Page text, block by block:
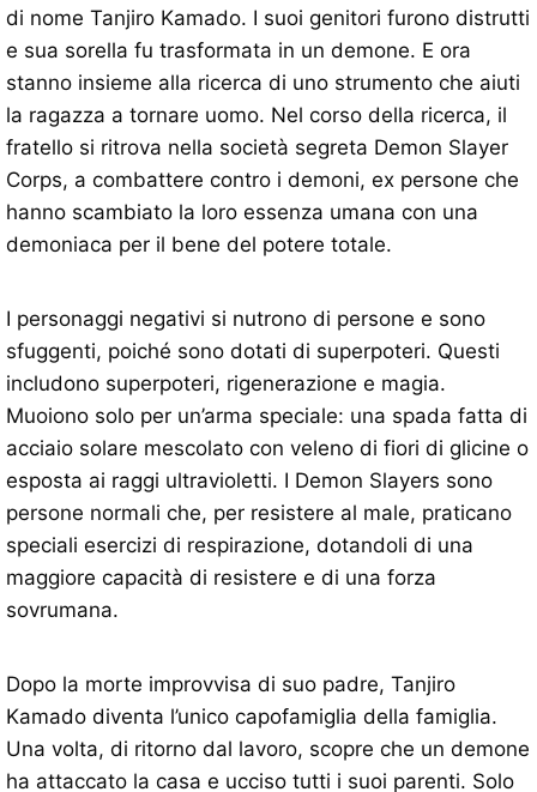
di nome Tanjiro Kamado. I suoi genitori furono distrutti
e sua sorella fu trasformata in un demone. E ora
stanno insieme alla ricerca di uno strumento che aiuti
la ragazza a tornare uomo. Nel corso della ricerca, il
fratello si ritrova nella società segreta Demon Slayer
Corps, a combattere contro i demoni, ex persone che
hanno scambiato la loro essenza umana con una
demoniaca per il bene del potere totale.
I personaggi negativi si nutrono di persone e sono
sfuggenti, poiché sono dotati di superpoteri. Questi
includono superpoteri, rigenerazione e magia.
Muoiono solo per un’arma speciale: una spada fatta di
acciaio solare mescolato con veleno di fiori di glicine o
esposta ai raggi ultravioletti. I Demon Slayers sono
persone normali che, per resistere al male, praticano
speciali esercizi di respirazione, dotandoli di una
maggiore capacità di resistere e di una forza
sovrumana.
Dopo la morte improvvisa di suo padre, Tanjiro
Kamado diventa l’unico capofamiglia della famiglia.
Una volta, di ritorno dal lavoro, scopre che un demone
ha attaccato la casa e ucciso tutti i suoi parenti. Solo